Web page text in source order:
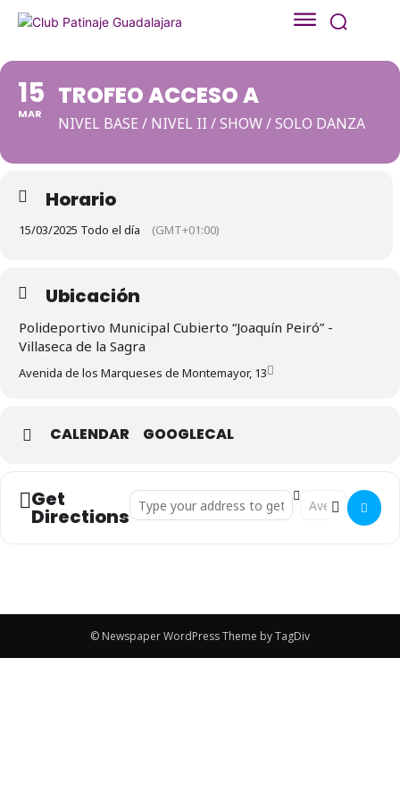
15
MAR
TROFEO ACCESO A
NIVEL BASE / NIVEL II / SHOW / SOLO DANZA
Horario
15/03/2025 Todo el día (GMT+01:00)
Ubicación
Polideportivo Municipal Cubierto “Joaquín Peiró” -
Villaseca de la Sagra
Avenida de los Marqueses de Montemayor, 13
CALENDAR GOOGLECAL
Get
Directions
Address - TROFEO ACCESO A [] Destination
© Newspaper WordPress Theme by TagDiv